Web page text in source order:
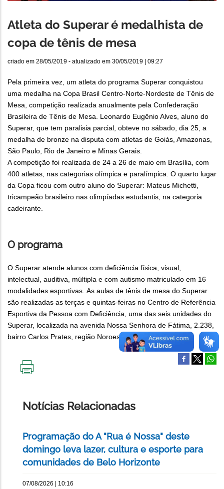
Atleta do Superar é medalhista de
copa de tênis de mesa
criado em 28/05/2019 - atualizado em 30/05/2019 | 09:27
Pela primeira vez, um atleta do programa Superar conquistou
uma medalha na Copa Brasil Centro-Norte-Nordeste de Tênis de
Mesa, competição realizada anualmente pela Confederação
Brasileira de Tênis de Mesa. Leonardo Eugênio Alves, aluno do
Superar, que tem paralisia parcial, obteve no sábado, dia 25, a
medalha de bronze na disputa com atletas de Goiás, Amazonas,
São Paulo, Rio de Janeiro e Minas Gerais.
A competição foi realizada de 24 a 26 de maio em Brasília, com
400 atletas, nas categorias olímpica e paralímpica. O quarto lugar
da Copa ficou com outro aluno do Superar: Mateus Michetti,
tricampeão brasileiro nas olimpíadas estudantis, na categoria
cadeirante.
O programa
O Superar atende alunos com deficiência física, visual,
intelectual, auditiva, múltipla e com autismo matriculado em 16
modalidades esportivas. As aulas de tênis de mesa do Superar
são realizadas as terças e quintas-feiras no Centro de Referência
Esportiva da Pessoa com Deficiência, uma das seis unidades do
Superar, localizada na avenida Nossa Senhora de Fátima, 2.238,
bairro Carlos Prates, região Noroeste.
Notícias Relacionadas
Programação do A "Rua é Nossa" deste
domingo leva lazer, cultura e esporte para
comunidades de Belo Horizonte
07/08/2026 | 10:16